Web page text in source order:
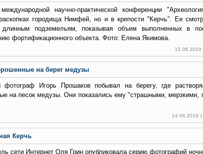
международной научно-практической конференции
городища Нимфей, но и в крепости "Керчь". Ее
длинным подземельям, показывая объем выполненных в
фортификационного объекта. Фото: Елена Якимова.
15.08.2019
на берег медузы
фотограф Игорь Прошаков побывал на берегу, где
на песок медузы. Они показались ему "страшными, мерзкими,
14.08.2019
Керчь
сети Интернет Оля Грин опубликовала серию фотографий